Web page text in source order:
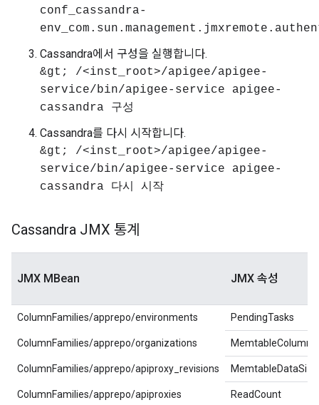
conf_cassandra-
Cassandra에서 구성을 실행합니다.
&gt; /<inst_root>/apigee/apigee-
service/bin/apigee-service apigee-
cassandra 구성
Cassandra를 다시 시작합니다.
&gt; /<inst_root>/apigee/apigee-
service/bin/apigee-service apigee-
cassandra 다시 시작
Cassandra JMX 통계
JMX MBean JMX 속성
ColumnFamilies/apprepo/environments
ColumnFamilies/apprepo/organizations
ColumnFamilies/apprepo/apiproxy_revisions
ColumnFamilies/apprepo/apiproxies
PendingTasks
MemtableDataSize
ReadCount